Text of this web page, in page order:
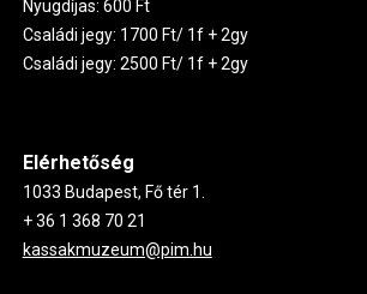
Nyugdíjas: 600 Ft
Családi jegy: 1700 Ft/ 1f + 2gy
Családi jegy: 2500 Ft/ 1f + 2gy
Elérhetőség
1033 Budapest, Fő tér 1.
+ 36 1 368 70 21
kassakmuzeum@pim.hu